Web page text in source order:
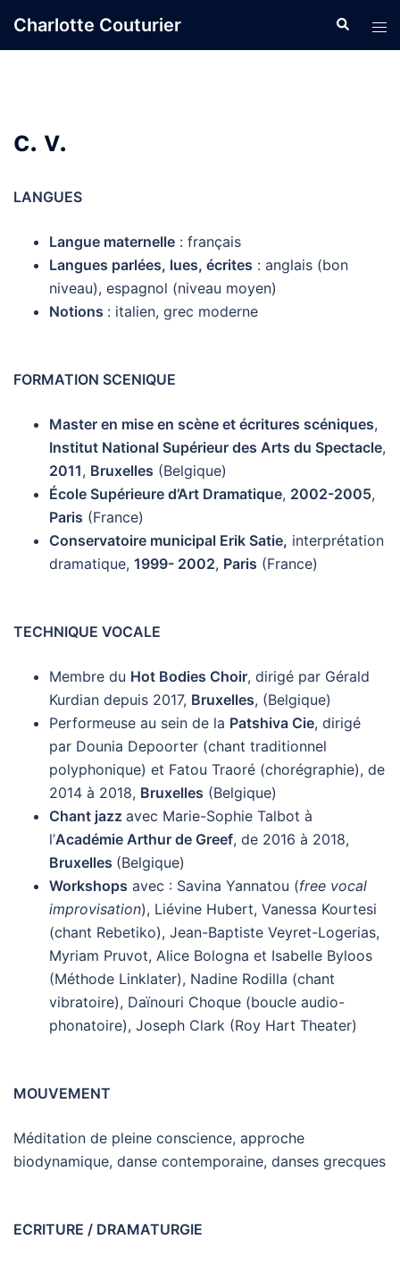
Charlotte Couturier
c. v.
LANGUES
Langue maternelle : français
Langues parlées, lues, écrites : anglais (bon
niveau), espagnol (niveau moyen)
Notions : italien, grec moderne
FORMATION SCENIQUE
Master en mise en scène et écritures scéniques,
Institut National Supérieur des Arts du Spectacle,
2011, Bruxelles (Belgique)
École Supérieure d’Art Dramatique, 2002-2005,
Paris (France)
Conservatoire municipal Erik Satie, interprétation
dramatique, 1999- 2002, Paris (France)
TECHNIQUE VOCALE
Membre du Hot Bodies Choir, dirigé par Gérald
Kurdian depuis 2017, Bruxelles, (Belgique)
Performeuse au sein de la Patshiva Cie, dirigé
par Dounia Depoorter (chant traditionnel
polyphonique) et Fatou Traoré (chorégraphie), de
2014 à 2018, Bruxelles (Belgique)
Chant jazz avec Marie-Sophie Talbot à
l’Académie Arthur de Greef, de 2016 à 2018,
Bruxelles (Belgique)
Workshops avec : Savina Yannatou (free vocal
improvisation), Liévine Hubert, Vanessa Kourtesi
(chant Rebetiko), Jean-Baptiste Veyret-Logerias,
Myriam Pruvot, Alice Bologna et Isabelle Byloos
(Méthode Linklater), Nadine Rodilla (chant
vibratoire), Daïnouri Choque (boucle audio-
phonatoire), Joseph Clark (Roy Hart Theater)
MOUVEMENT
Méditation de pleine conscience, approche
biodynamique, danse contemporaine, danses grecques
ECRITURE / DRAMATURGIE